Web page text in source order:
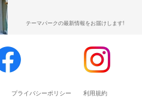
テーマパークの最新情報をお届けします!
プライバシーポリシー 利用規約